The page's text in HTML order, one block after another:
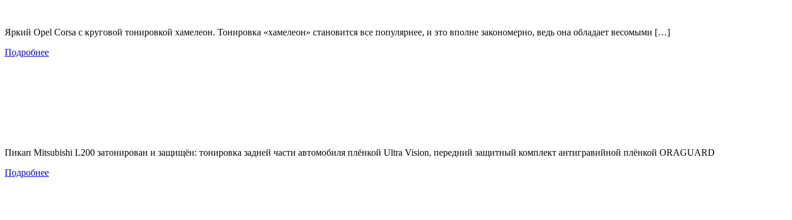
Яркий Opel Corsa с круговой тонировкой хамелеон. Тонировка «хамелеон» становится все популярнее, и это вполне закономерно, ведь она обладает весомыми […]
Подробнее
Пикап Mitsubishi L200 затонирован и защищён: тонировка задней части автомобиля плёнкой Ultra Vision, передний защитный комплект антигравийной плёнкой ORAGUARD
Подробнее